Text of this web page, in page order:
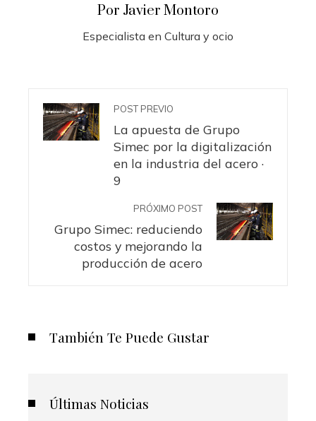
Por Javier Montoro
Especialista en Cultura y ocio
POST PREVIO
La apuesta de Grupo
Simec por la digitalización
en la industria del acero ·
9
PRÓXIMO POST
Grupo Simec: reduciendo
costos y mejorando la
producción de acero
También Te Puede Gustar
Últimas Noticias